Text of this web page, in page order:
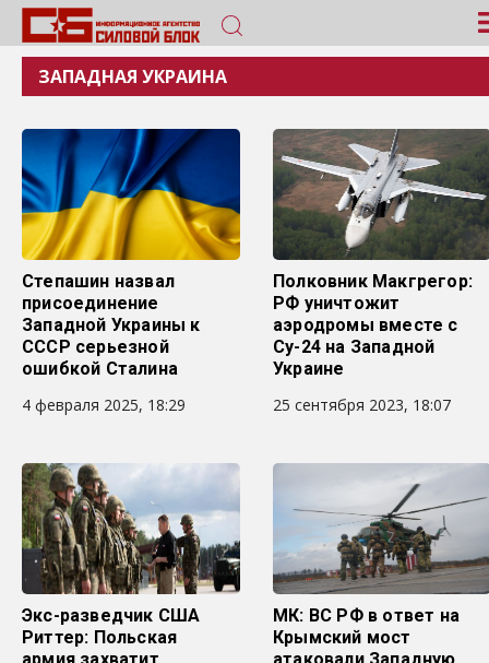
ЗАПАДНАЯ УКРАИНА
Степашин назвал
присоединение
Западной Украины к
СССР серьезной
ошибкой Сталина
4 февраля 2025, 18:29
Полковник Макгрегор:
РФ уничтожит
аэродромы вместе с
Су-24 на Западной
Украине
25 сентября 2023, 18:07
Экс-разведчик США
Риттер: Польская
МК: ВС РФ в ответ на
Крымский мост